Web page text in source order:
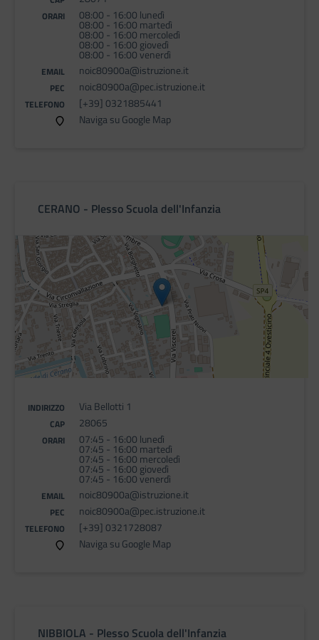
ORARI 08:00 - 16:00 lunedì
08:00 - 16:00 martedì
08:00 - 16:00 mercoledì
08:00 - 16:00 giovedì
08:00 - 16:00 venerdì
EMAIL noic80900a@istruzione.it
PEC noic80900a@pec.istruzione.it
TELEFONO
[+39] 0321885441
Naviga su Google Map
CERANO - Plesso Scuola dell'Infanzia
INDIRIZZO Via Bellotti 1
CAP 28065
ORARI 07:45 - 16:00 lunedì
07:45 - 16:00 martedì
07:45 - 16:00 mercoledì
07:45 - 16:00 giovedì
07:45 - 16:00 venerdì
EMAIL noic80900a@istruzione.it
PEC noic80900a@pec.istruzione.it
TELEFONO
[+39] 0321728087
Naviga su Google Map
NIBBIOLA - Plesso Scuola dell'Infanzia